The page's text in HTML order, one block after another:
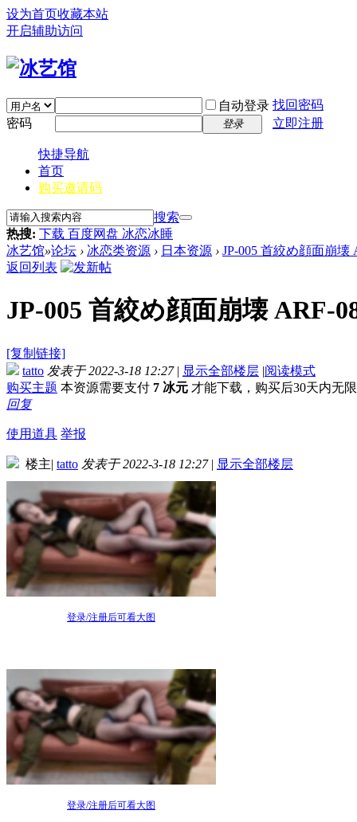
设为首页收藏本站
开启辅助访问
自动登录 找回密码
密码
登录 立即注册
快捷导航
首页
购买邀请码
搜索
热搜: 下载 百度网盘 冰恋冰睡
冰艺馆»论坛 › 冰恋类资源 › 日本资源 › JP-005 首絞め顔面崩壊
返回列表
JP-005 首絞め顔面崩壊 ARF-
[复制链接]
tatto 发表于 2022-3-18 12:27 | 显示全部楼层 |阅读模式
购买主题 本资源需要支付 7 冰元 才能下载，购买后30天内无
回复
使用道具 举报
楼主| tatto 发表于 2022-3-18 12:27 | 显示全部楼层
登录/注册后可看大图
登录/注册后可看大图